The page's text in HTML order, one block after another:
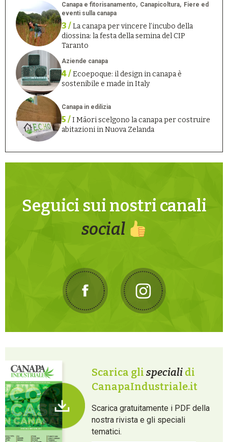
Canapa e fitorisanamento Canapicoltura
Fiere ed
eventi sulla canapa
3 /La canapa per vincere l’incubo della
diossina: la festa della semina del CIP
Taranto
Aziende canapa
4 /Ecoepoque: il design in canapa è
sostenibile e made in Italy
Canapa in edilizia
5 /I Māori scelgono la canapa per costruire
abitazioni in Nuova Zelanda
Seguici sui nostri canali
social
Scarica gli speciali di
CanapaIndustriale.it
Scarica gratuitamente i PDF della
nostra rivista e gli speciali
tematici.